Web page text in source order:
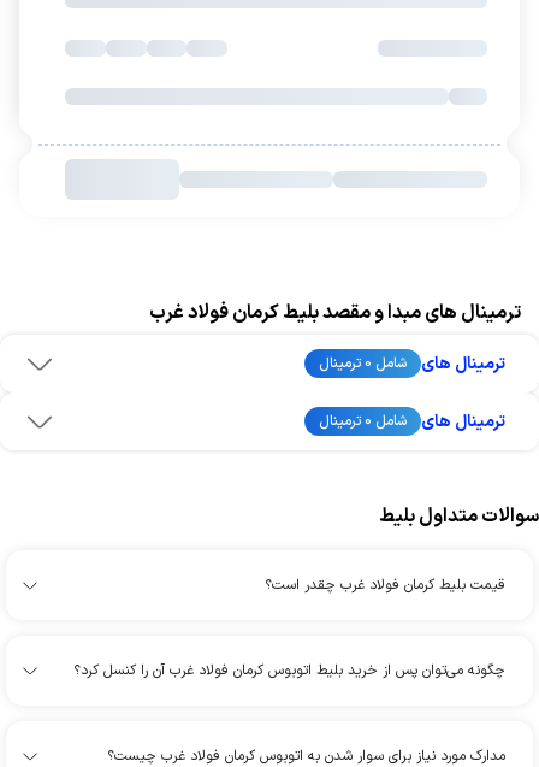
ترمینال های مبدا و مقصد بلیط کرمان فولاد غرب
ترمینال های شامل 0 ترمینال
ترمینال های شامل 0 ترمینال
سوالات متداول بلیط
قیمت بلیط کرمان فولاد غرب چقدر است؟
چگونه می‌توان پس از خرید بلیط اتوبوس کرمان فولاد غرب آن را کنسل کرد؟
مدارک مورد نیاز برای سوار شدن به اتوبوس کرمان فولاد غرب چیست؟